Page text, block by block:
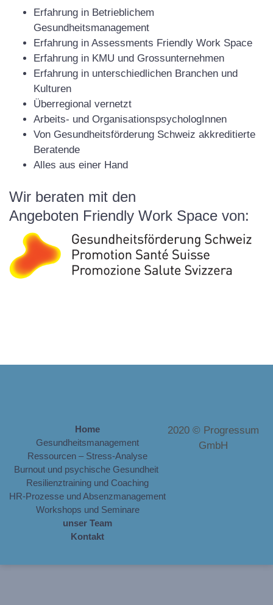
Erfahrung in Betrieblichem
Gesundheitsmanagement
Erfahrung in Assessments Friendly Work Space
Erfahrung in KMU und Grossunternehmen
Erfahrung in unterschiedlichen Branchen und
Kulturen
Überregional vernetzt
Arbeits- und OrganisationspsychologInnen
Von Gesundheitsförderung Schweiz akkreditierte
Beratende
Alles aus einer Hand
Wir beraten mit den
Angeboten Friendly Work Space von:
Home
Gesundheitsmanagement
Ressourcen – Stress-Analyse
Burnout und psychische Gesundheit
Resilienztraining und Coaching
HR-Prozesse und Absenzmanagement
Workshops und Seminare
unser Team
Kontakt
2020 © Progressum
GmbH